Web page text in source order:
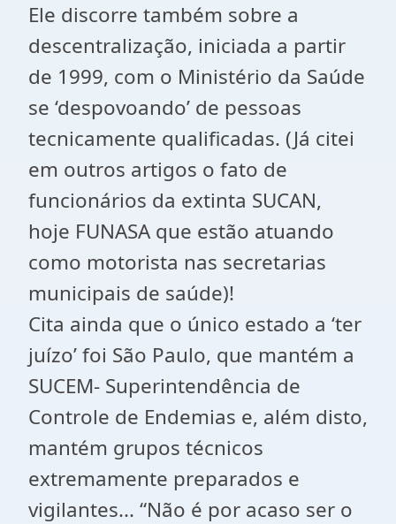
Ele discorre também sobre a
descentralização, iniciada a partir
de 1999, com o Ministério da Saúde
se ‘despovoando’ de pessoas
tecnicamente qualificadas. (Já citei
em outros artigos o fato de
funcionários da extinta SUCAN,
hoje FUNASA que estão atuando
como motorista nas secretarias
municipais de saúde)!
Cita ainda que o único estado a ‘ter
juízo’ foi São Paulo, que mantém a
SUCEM- Superintendência de
Controle de Endemias e, além disto,
mantém grupos técnicos
extremamente preparados e
vigilantes... “Não é por acaso ser o